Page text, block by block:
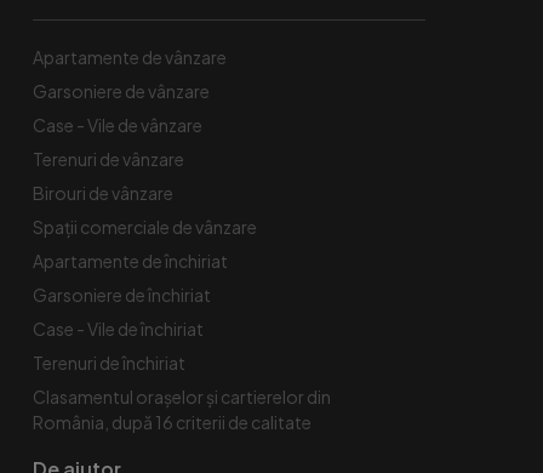
Apartamente de vânzare
Garsoniere de vânzare
Case - Vile de vânzare
Terenuri de vânzare
Birouri de vânzare
Spaţii comerciale de vânzare
Apartamente de închiriat
Garsoniere de închiriat
Case - Vile de închiriat
Terenuri de închiriat
Clasamentul orașelor și cartierelor din
România, după 16 criterii de calitate